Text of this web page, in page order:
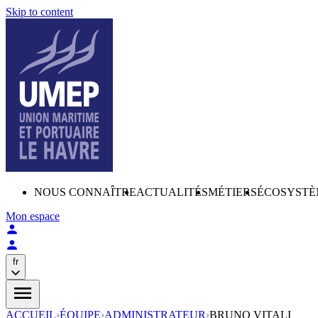
Skip to content
NOUS CONNAÎTREACTUALITÉSMÉTIERS
Mon espace
fr
ACCUEIL›ÉQUIPE›ADMINISTRATEUR›BRUNO VITALI